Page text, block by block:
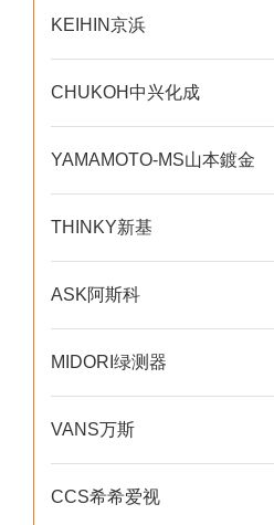
KEIHIN京浜
CHUKOH中兴化成
YAMAMOTO-MS山本鍍金
THINKY新基
ASK阿斯科
MIDORI绿测器
VANS万斯
CCS希希爱视